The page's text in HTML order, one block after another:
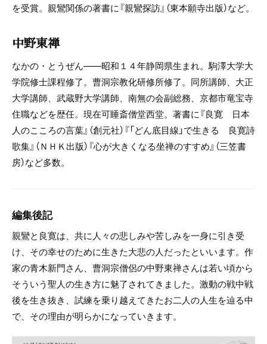
を受賞。親鸞関係の著書に『親鸞探訪』（東本願寺出版）など。
中野東禅
なかの・とうぜん――昭和１４年静岡県生まれ。駒澤大学大
学院修士課程修了。曹洞宗教化研修所修了。同所講師、大正
大学講師、武蔵野大学講師、南無の会副総務、京都市竜宝寺
住職などを歴任。現在可睡斎僧堂西堂。著書に『良寛 日本
人のこころの言葉』（創元社）『「どん底目線」で生きる 良寛詩
歌集』（ＮＨＫ出版）『心が大きくなる坐禅のすすめ』（三笠書
房）など多数。
編集後記
親鸞と良寛は、共に人々の悲しみや苦しみを一身に引き受
け、その幸せのために生きた大悲の人だったといいます。作
家の青木新門さん、曹洞宗僧侶の中野東禅さんは若い頃から
そういう聖人の生き方に魅了されてきました。激動の戦中戦
後を生き抜き、試練を乗り越えてきたお二人の人生を辿る中
で、その理由が明らかになっていきます。